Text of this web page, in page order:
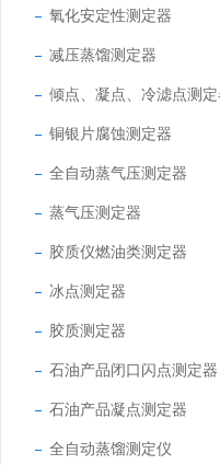
氧化安定性测定器
减压蒸馏测定器
倾点、凝点、冷滤点测定
铜银片腐蚀测定器
全自动蒸气压测定器
蒸气压测定器
胶质仪燃油类测定器
冰点测定器
胶质测定器
石油产品闭口闪点测定器
石油产品凝点测定器
全自动蒸馏测定仪